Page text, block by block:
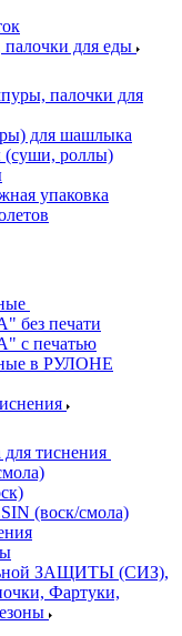
для еды
палочки для
для шашлыка
(суши, роллы)
упаковка
печати
с печатью
в РУЛОНЕ
тиснения
(воск/смола)
ЗАЩИТЫ (СИЗ),
Фартуки,